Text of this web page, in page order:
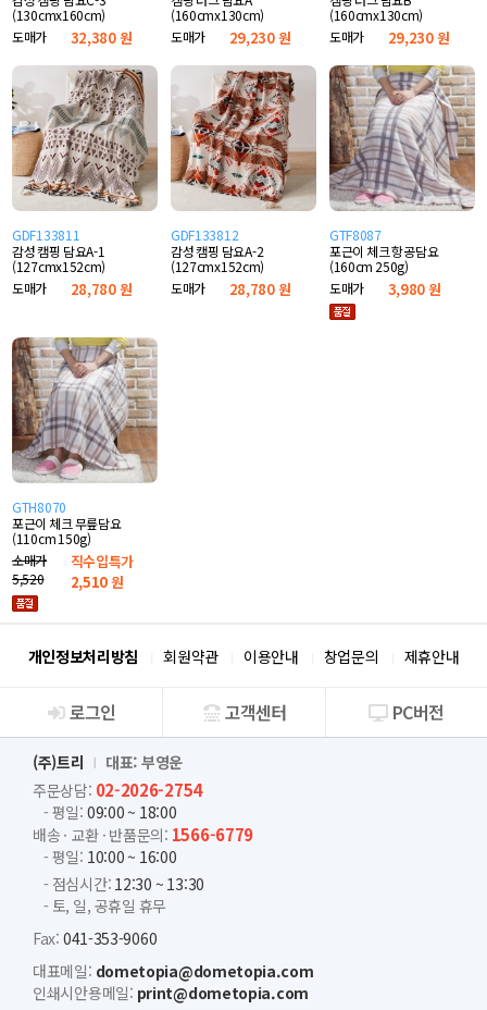
(130cmx160cm)
도매가
32,380 원
(160cmx130cm)
도매가
29,230 원
(160cmx130cm)
도매가
29,230 원
GDF133811
감성 캠핑 담요A-1
(127cmx152cm)
도매가
28,780 원
GDF133812
감성 캠핑 담요A-2
(127cmx152cm)
도매가
28,780 원
GTF8087
포근이 체크 항공담요
(160cm 250g)
도매가
3,980 원
GTH8070
포근이 체크 무릎담요
(110cm 150g)
소매가
5,520
직수입특가
2,510원
개인정보처리방침 회원약관 이용안내 창업문의 제휴안내
회사소개
로그인 고객센터 PC버전
(주)트리
대표: 부영운
주문상담: 02-2026-2754
- 평일: 09:00 ~ 18:00
배송 · 교환 · 반품문의: 1566-6779
- 평일: 10:00 ~ 16:00
- 점심시간: 12:30 ~ 13:30
- 토, 일, 공휴일 휴무
Fax: 041-353-9060
대표메일: dometopia@dometopia.com
인쇄시안용메일: print@dometopia.com